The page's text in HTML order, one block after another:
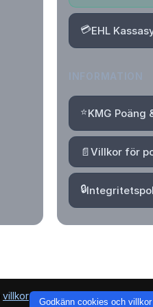
villkor
Godkänn cookies och villkor
💳EHL
⭐KMG Poäng
📄Villkor för
🔒